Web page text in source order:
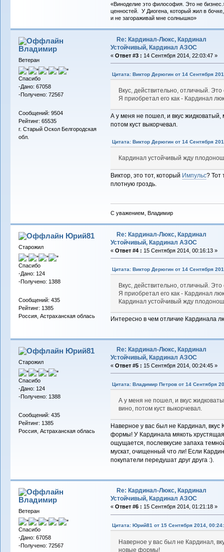
«Виноделие это философия. Это не
ценностей. У Диогена, который жил в
и не загораживай мне солнышко»
Владимиp
Ветеран
Спасибо
-Дано: 67058
-Получено: 72567
Сообщений: 9504
Рейтинг: 65535
г. Старый Оскол Белгородская
обл.
Re: Кардинал-Люкс, Кардинал
Устойчивый, Кардинал АЗОС
« Ответ #3 : 14 Сентября 2014, 22:03:47 »
Цитата: Виктор Дерюгин от 14 Сентября
Вкус, действительно, отличный.
Я приобретал его как - Кардинал
А у меня не пошел, и вкус жидковатый,
потом куст выкорчевал.
Цитата: Виктор Дерюгин от 14 Сентября
Кардинал устойчивый жду
Виктор, это тот, который Импульс? Тот
плотную гроздь.
С уважением, Владимир
Юрий81
Старожил
Спасибо
-Дано: 124
-Получено: 1388
Сообщений: 435
Рейтинг: 1385
Россия, Астраханская облась
Re: Кардинал-Люкс, Кардинал
Устойчивый, Кардинал АЗОС
« Ответ #4 : 15 Сентября 2014, 00:16:13 »
Цитата: Виктор Дерюгин от 14 Сентября
Вкус, действительно, отличный. Это
Я приобретал его как - Кардинал
Кардинал устойчивый жду
Интересно в чем отличие Кардинала
Юрий81
Старожил
Спасибо
-Дано: 124
-Получено: 1388
Сообщений: 435
Рейтинг: 1385
Россия, Астраханская облась
Re: Кардинал-Люкс, Кардинал
Устойчивый, Кардинал АЗОС
« Ответ #5 : 15 Сентября 2014, 00:24:45 »
Цитата: Владимир Петров от 14 Сентября
А у меня не пошел, и вкус
вино, потом куст выкорчевал.
Наверное у вас был не Кардинал, вкус
формы! У Кардинала мякоть
ощущается, послевкусие запаха
мускат, очищенный что ли! Если
покупатели передушат друг друга :).
Владимиp
Ветеран
Спасибо
-Дано: 67058
-Получено: 72567
Re: Кардинал-Люкс, Кардинал
Устойчивый, Кардинал АЗОС
« Ответ #6 : 15 Сентября 2014, 01:21:18 »
Цитата: Юрий81 от 15 Сентября 2014,
Наверное у вас был не Кардинал,
новые формы!